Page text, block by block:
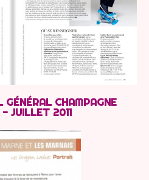
GÉNÉRAL CHAMPAGNE
- JUILLET 2011